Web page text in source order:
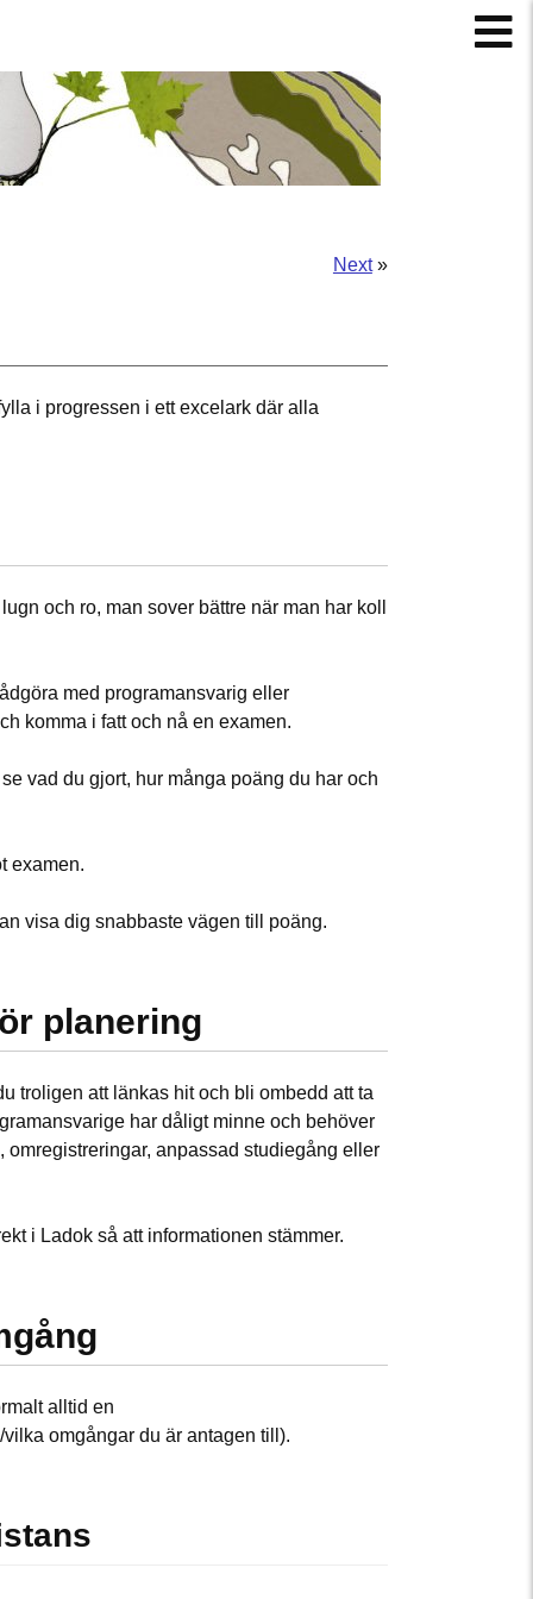
Next»
i progressen i ett excelark där alla
och ro, man sover bättre när man har koll
med programansvarig eller
komma i fatt och nå en examen.
vad du gjort, hur många poäng du har och
examen.
visa dig snabbaste vägen till poäng.
planering
troligen att länkas hit och bli ombedd att ta
har dåligt minne och behöver
anpassad studiegång eller
i Ladok så att informationen stämmer.
alltid en
omgångar du är antagen till).